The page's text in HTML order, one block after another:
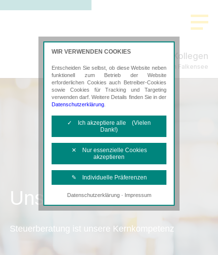
Splinter & Kollegen
Steuerberatung in Falkensee
Unsere Kanzlei
Steuerberatung ist unsere Kernkompetenz
WIR VERWENDEN COOKIES
Entscheiden Sie selbst, ob diese Website neben
funktionell zum Betrieb der Website
erforderlichen Cookies auch Betreiber-Cookies
sowie Cookies für Tracking und Targeting
verwenden darf. Weitere Details finden Sie in der
Datenschutzerklärung
✓ Ich akzeptiere alle (Vielen
Dank!)
✕ Nur essenzielle Cookies
akzeptieren
✎ Individuelle Präferenzen
Notwendige Cookies
Diese Cookies sind erforderlich, um die
Datenschutzerklärung· Impressum